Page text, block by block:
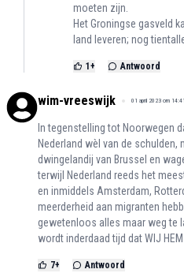
moeten zijn.
Het Groningse gasveld
land leveren; nog
1 + Antwoord
wim-vreeswijk 01 april 2023 om 14:41
In tegenstelling tot Noorwegen
Nederland wèl van de
dwingelandij van Brussel en
terwijl Nederland reeds het
en inmiddels Amsterdam,
meerderheid aan migranten
gewetenloos alles maar weg te
wordt inderdaad tijd dat WIJ
7+ Antwoord